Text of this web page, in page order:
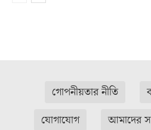
গোপনীয়তার নীতি
যোগাযোগ
আমাদের